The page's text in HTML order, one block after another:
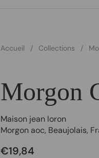
Accueil / Collections /
Morgon
Maison jean loron
Morgon aoc, Beaujolais,
€19,84